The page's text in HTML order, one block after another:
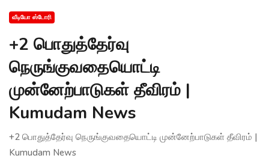
வீடியோ ஸ்டோரி
+2 பொதுத்தேர்வு
நெருங்குவதையொட்டி
முன்னேற்பாடுகள் தீவிரம் |
Kumudam News
+2 பொதுத்தேர்வு நெருங்குவதையொட்டி முன்னேற்பாடுகள் தீவிரம் |
Kumudam News